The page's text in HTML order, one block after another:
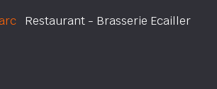
Restaurant - Brasserie Ecailler